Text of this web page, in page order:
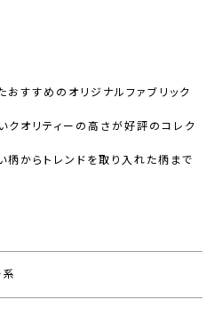
すすめのオリジナルファブリック
クオリティーの高さが好評のコレク
柄からトレンドを取り入れた柄まで
系